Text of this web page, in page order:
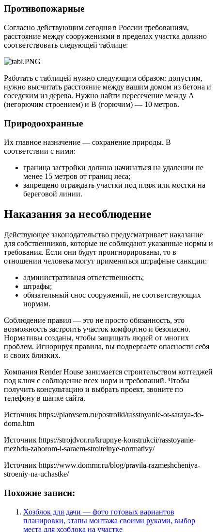
Противопожарные
Согласно действующим сегодня в России требованиям,
расстояние между сооружениями в пределах участка должно
соответствовать следующей таблице:
Работать с таблицей нужно следующим образом: допустим,
нужно высчитать расстояние между вашим домом из бетона и
соседским из дерева. Нужно найти пересечение между А
(негорючим строением) и В (горючим) — 10 метров.
Природоохранные
Их главное назначение — сохранение природы. В
соответствии с ними:
граница застройки должна начинаться на удалении не
менее 15 метров от границ леса;
запрещено ограждать участки под пляж или мостки на
береговой линии.
Наказания за несоблюдение
Действующее законодательство предусматривает наказание
для собственников, которые не соблюдают указанные нормы и
требования. Если они будут проигнорированы, то в
отношении человека могут применяться штрафные санкции:
административная ответственность;
штрафы;
обязательный снос сооружений, не соответствующих
нормам.
Соблюдение правил — это не просто обязанность, это
возможность застроить участок комфортно и безопасно.
Нормативы созданы, чтобы защищать людей от многих
проблем. Игнорируя правила, вы подвергаете опасности себя
и своих близких.
Компания Render House занимается строительством коттеджей
под ключ с соблюдение всех норм и требований. Чтобы
получить консультацию и выбрать проект, звоните по
телефону в шапке сайта.
Источник https://planvsem.ru/postroiki/rasstoyanie-ot-saraya-do-
doma.htm
Источник https://strojdvor.ru/krupnye-konstrukcii/rasstoyanie-
mezhdu-zaborom-i-saraem-stroitelnye-normativy/
Источник https://www.domrnr.ru/blog/pravila-razmeshcheniya-
stroeniy-na-uchastke/
Похожие записи:
Хозблок для дачи — фото готовых вариантов
планировки, этапы монтажа своими руками, выбор
места для хозблока на участке